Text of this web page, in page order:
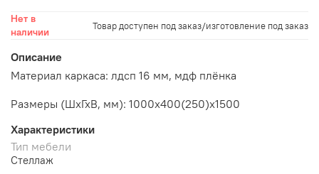
Нет в
наличии
Товар доступен под заказ/изготовление под заказ
Описание
Материал каркаса: лдсп 16 мм, мдф плёнка
Размеры (ШхГхВ, мм): 1000х400(250)х1500
Характеристики
Тип мебели
Стеллаж